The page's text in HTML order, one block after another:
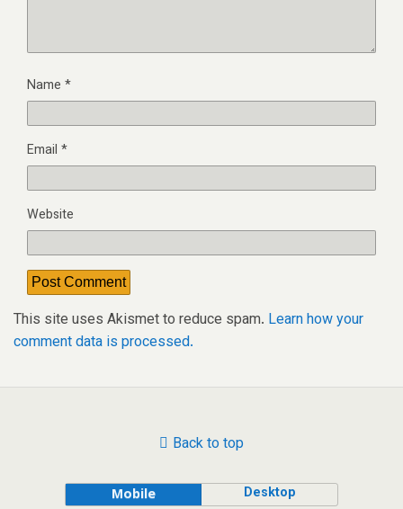
Name *
Email *
Website
This site uses Akismet to reduce spam. Learn how your
comment data is processed.
Back to top
Mobile Desktop